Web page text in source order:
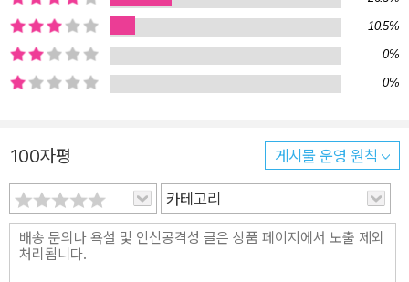
천적인 사람이 비관적인 사람보다 행복하다. 기혼자가 독신자보
다 행복하지만, 자녀가 있는 사람이 자녀가 없는 부부보다 더 행
복한 것은 아니다. (...) 종교가 있는 사람이 그렇지 않은 사람보다
행복하다. (...) 사람들은 직장으로 출근할 때 가장 불행하다. 바쁜
람보다 행복하지만 그 차이가 아주 근소하다.” 하지만 에릭 와이
너는 데이터가 제시하는 행복의 기준이나 연구 결과를 기준 삼아
결혼은 하되 아이를 낳지 않고, 교회를 열심히 나가고, 박사 학위
를 그만두는 식으로 해답을 내는 게 무의미하다는 걸 깨닫는다.
그리고 그는 길을 떠난다. 경제 수준과 더불어 행복지수가 가장
10.5%
0%
0%
100자평 게시물 운영 원칙
카테고리